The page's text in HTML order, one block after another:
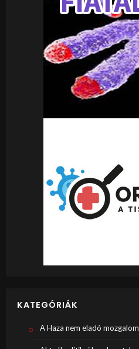
KATEGÓRIÁK
A Haza nem eladó mozgalom